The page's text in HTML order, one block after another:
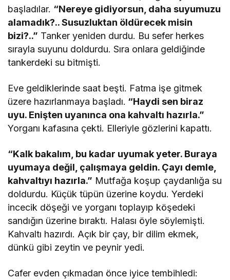
başladılar. “Nereye gidiyorsun, daha suyumuzu
alamadık?.. Susuzluktan öldürecek misin
bizi?..” Tanker yeniden durdu. Bu sefer herkes
sırayla suyunu doldurdu. Sıra onlara geldiğinde
tankerdeki su bitmişti.
Eve geldiklerinde saat beşti. Fatma işe gitmek
üzere hazırlanmaya başladı. “Haydi sen biraz
uyu. Enişten uyanınca ona kahvaltı hazırla.”
Yorganı kafasına çekti. Elleriyle gözlerini kapattı.
“Kalk bakalım, bu kadar uyumak yeter. Buraya
uyumaya değil, çalışmaya geldin. Çayı demle,
kahvaltıyı hazırla.” Mutfağa koşup çaydanlığa su
doldurdu. Küçük tüpün üzerine koydu. Yerdeki
incecik döşeği ve yorganı toplayıp köşedeki
sandığın üzerine bıraktı. Halası öyle söylemişti.
Kahvaltı hazırdı. Açık bir çay, bir dilim ekmek,
dünkü gibi zeytin ve peynir yedi.
Cafer evden çıkmadan önce iyice tembihledi: